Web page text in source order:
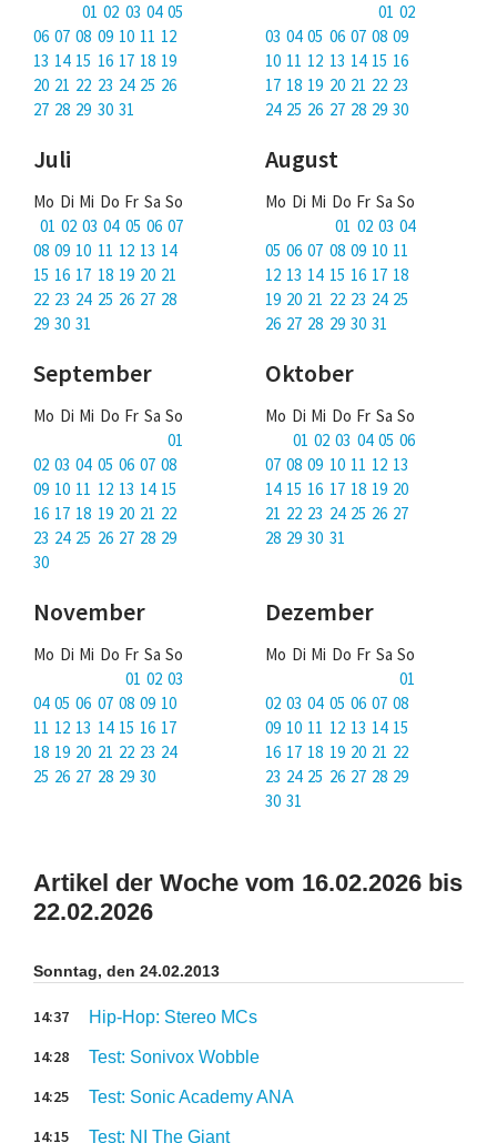
01 02 03 04 05
06 07 08 09 10 11 12
13 14 15 16 17 18 19
20 21 22 23 24 25 26
27 28 29 30 31
01 02
03 04 05 06 07 08 09
10 11 12 13 14 15 16
17 18 19 20 21 22 23
24 25 26 27 28 29 30
Juli
Mo Di Mi Do Fr Sa So
01 02 03 04 05 06 07
08 09 10 11 12 13 14
15 16 17 18 19 20 21
22 23 24 25 26 27 28
29 30 31
August
Mo Di Mi Do Fr Sa So
01 02 03 04
05 06 07 08 09 10 11
12 13 14 15 16 17 18
19 20 21 22 23 24 25
26 27 28 29 30 31
September
Mo Di Mi Do Fr Sa So
01
02 03 04 05 06 07 08
09 10 11 12 13 14 15
16 17 18 19 20 21 22
23 24 25 26 27 28 29
30
Oktober
Mo Di Mi Do Fr Sa So
01 02 03 04 05 06
07 08 09 10 11 12 13
14 15 16 17 18 19 20
21 22 23 24 25 26 27
28 29 30 31
November
Mo Di Mi Do Fr Sa So
01 02 03
04 05 06 07 08 09 10
11 12 13 14 15 16 17
18 19 20 21 22 23 24
25 26 27 28 29 30
Dezember
Mo Di Mi Do Fr Sa So
01
02 03 04 05 06 07 08
09 10 11 12 13 14 15
16 17 18 19 20 21 22
23 24 25 26 27 28 29
30 31
Artikel der Woche vom 16.02.2026 bis
22.02.2026
Sonntag, den 24.02.2013
Hip-Hop: Stereo MCs
14:37
Test: Sonivox Wobble
14:28
Test: Sonic Academy ANA
14:25
Test: NI The Giant
14:15